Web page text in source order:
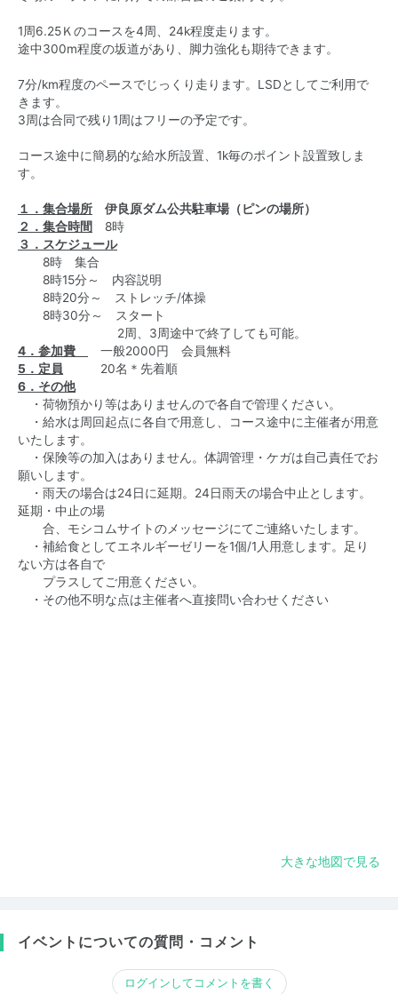
1周6.25Ｋのコースを4周、24k程度走ります。
途中300m程度の坂道があり、脚力強化も期待できます。
7分/km程度のペースでじっくり走ります。LSDとしてご利用で
きます。
3周は合同で残り1周はフリーの予定です。
コース途中に簡易的な給水所設置、1k毎のポイント設置致しま
す。
１．集合場所 伊良原ダム公共駐車場（ピンの場所）
２．集合時間
8時
３．スケジュール
8時 集合
8時15分～ 内容説明
8時20分～ ストレッチ/体操
8時30分～ スタート
2周、3周途中で終了しても可能。
4．参加費
一般2000円 会員無料
5．定員 20名＊先着順
6．その他
・荷物預かり等はありませんので各自で管理ください。
・給水は周回起点に各自で用意し、コース途中に主催者が用意
いたします。
・保険等の加入はありません。体調管理・ケガは自己責任でお
願いします。
・雨天の場合は24日に延期。24日雨天の場合中止とします。
延期・中止の場
合、モシコムサイトのメッセージにてご連絡いたします。
・補給食としてエネルギーゼリーを1個/1人用意します。足り
ない方は各自で
プラスしてご用意ください。
・その他不明な点は主催者へ直接問い合わせください
大きな地図で見る
イベントについての質問・コメント
ログインしてコメントを書く